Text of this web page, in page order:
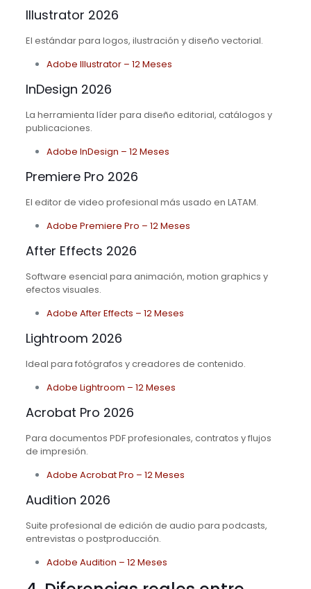
Illustrator 2026
El estándar para logos, ilustración y diseño vectorial.
Adobe Illustrator – 12 Meses
InDesign 2026
La herramienta líder para diseño editorial, catálogos y
publicaciones.
Adobe InDesign – 12 Meses
Premiere Pro 2026
El editor de video profesional más usado en LATAM.
Adobe Premiere Pro – 12 Meses
After Effects 2026
Software esencial para animación, motion graphics y
efectos visuales.
Adobe After Effects – 12 Meses
Lightroom 2026
Ideal para fotógrafos y creadores de contenido.
Adobe Lightroom – 12 Meses
Acrobat Pro 2026
Para documentos PDF profesionales, contratos y flujos
de impresión.
Adobe Acrobat Pro – 12 Meses
Audition 2026
Suite profesional de edición de audio para podcasts,
entrevistas o postproducción.
Adobe Audition – 12 Meses